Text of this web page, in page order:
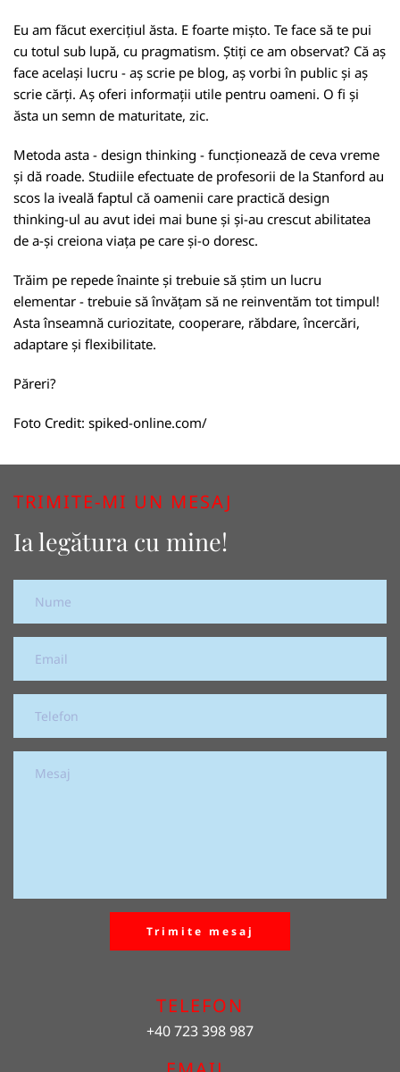
Eu am făcut exercițiul ăsta. E foarte mișto. Te face să te pui
cu totul sub lupă, cu pragmatism. Știți ce am observat? Că aș
face același lucru - aș scrie pe blog, aș vorbi în public și aș
scrie cărți. Aș oferi informații utile pentru oameni. O fi și
ăsta un semn de maturitate, zic.
Metoda asta - design thinking - funcționează de ceva vreme
și dă roade. Studiile efectuate de profesorii de la Stanford au
scos la iveală faptul că oamenii care practică design
thinking-ul au avut idei mai bune și și-au crescut abilitatea
de a-și creiona viața pe care și-o doresc.
Trăim pe repede înainte și trebuie să știm un lucru
elementar - trebuie să învățam să ne reinventăm tot timpul!
Asta înseamnă curiozitate, cooperare, răbdare, încercări,
adaptare și flexibilitate.
Păreri?
Foto Credit: spiked-online.com/
TRIMITE-MI UN MESAJ
Ia legătura cu mine!
Trimite mesaj
TELEFON
+40 723 398 987